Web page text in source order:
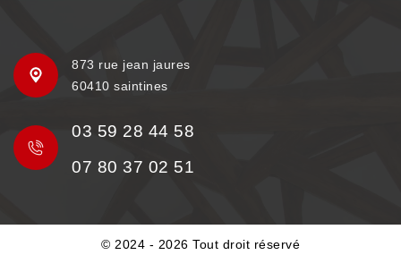
873 rue jean jaures
60410 saintines
03 59 28 44 58
07 80 37 02 51
© 2024 - 2026 Tout droit réservé